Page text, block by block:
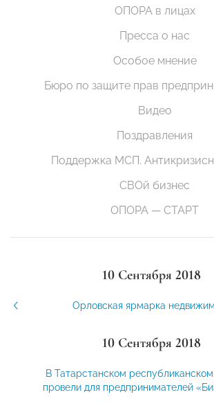
ОПОРА в лицах
Пресса о нас
Особое мнение
Бюро по защите прав
Видео
Поздравления
Поддержка МСП.
СВОй бизнес
ОПОРА — СТАРТ
10 Сентября 2018
Орловская ярмарка
10 Сентября 2018
В Татарстанском
провели для предпринимателей